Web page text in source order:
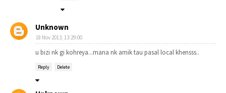
Unknown
18 Nov 2013, 13:29:00
u bizi nk gi kohreya...mana nk amik tau pasal local khensss..
Reply Delete